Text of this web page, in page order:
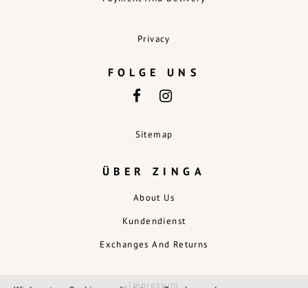
Privacy
ÜBER ZINGA
About Us
Kundendienst
Exchanges And Returns
Impressum
FOLGE UNS
Sitemap